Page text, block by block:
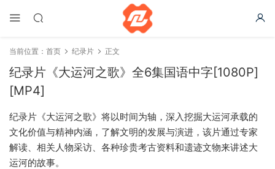
当前位置： 首页 纪录片 正文
纪录片《大运河之歌》全6集国语中字[1080P]
[MP4]
纪录片《大运河之歌》将以时间为轴，深入挖掘大运河承载的
文化价值与精神内涵，了解文明的发展与演进，该片通过专家
解读、相关人物采访、各种珍贵考古资料和遗迹文物来讲述大
运河的故事。